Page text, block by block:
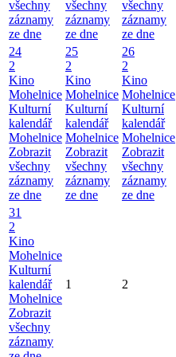
všechny
záznamy
ze dne
všechny
záznamy
ze dne
všechny
záznamy
ze dne
24
2
Kino
Mohelnice
Kulturní
kalendář
Mohelnice
Zobrazit
všechny
záznamy
ze dne
25
2
Kino
Mohelnice
Kulturní
kalendář
Mohelnice
Zobrazit
všechny
záznamy
ze dne
26
2
Kino
Mohelnice
Kulturní
kalendář
Mohelnice
Zobrazit
všechny
záznamy
ze dne
31
2
Kino
Mohelnice
Kulturní
kalendář
Mohelnice
Zobrazit
všechny
záznamy
1 2